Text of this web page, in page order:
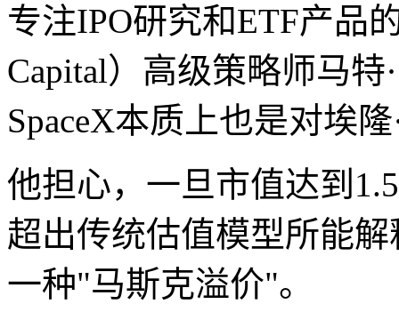
专注IPO研究和ETF产品
Capital）高级策略师马
SpaceX本质上也是对埃
他担心，一旦市值达到
超出传统估值模型所能
一种"马斯克溢价"。